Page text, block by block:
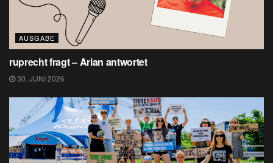
AUSGABE
ruprecht fragt – Arian antwortet
30. JUNI 2026